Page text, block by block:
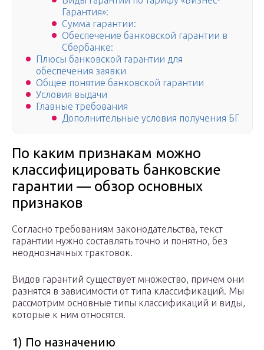
Гарантия»:
Сумма гарантии:
Обеспечение банковской гарантии в
Сбербанке:
Плюсы банковской гарантии для
обеспечения заявки
Общее понятие банковской гарантии
Условия выдачи
Главные требования
Дополнительные условия получения БГ
По каким признакам можно
классифицировать банковские
гарантии — обзор основных
признаков
Согласно требованиям законодательства, текст
гарантии нужно составлять точно и понятно, без
неоднозначных трактовок.
Видов гарантий существует множество, причем они
разнятся в зависимости от типа классификаций. Мы
рассмотрим основные типы классификаций и виды,
которые к ним относятся.
1) По назначению